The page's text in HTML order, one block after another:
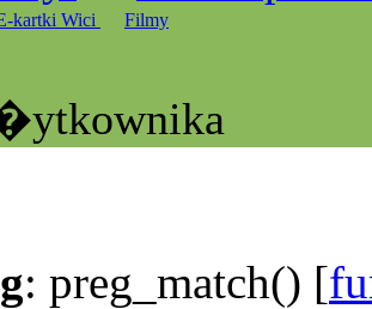
kartki Wici Filmy
: preg_match() [